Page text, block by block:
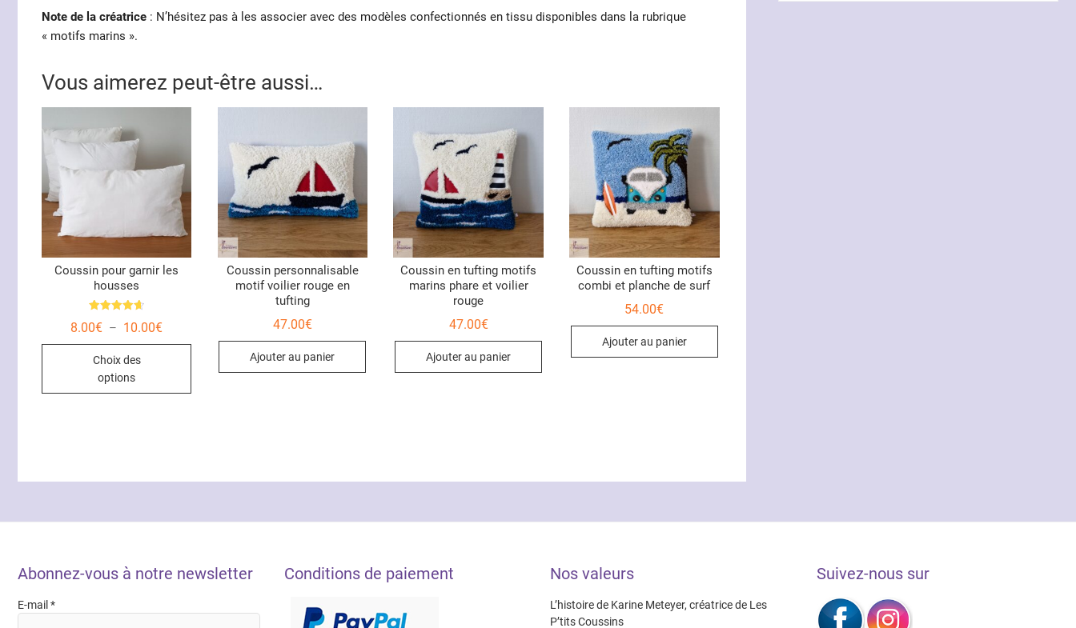
Note de la créatrice : N’hésitez pas à les associer avec des modèles confectionnés en tissu disponibles dans la rubrique
« motifs marins ».
Vous aimerez peut-être aussi…
Coussin pour garnir les
housses
4.67
8.00€ – 10.00€Plage
Choix des
options
Ce
peuvent
choisies
page
produit
Coussin personnalisable
motif voilier rouge en
tufting
47.00€
Ajouter au panier
Coussin en tufting motifs
marins phare et voilier
rouge
47.00€
Ajouter au panier
Coussin en tufting motifs
combi et planche de surf
54.00€
Ajouter au panier
Abonnez-vous à notre newsletter
E-mail *
Conditions de paiement Nos valeurs
L’histoire de Karine Meteyer, créatrice de Les
P’tits Coussins
Suivez-nous sur